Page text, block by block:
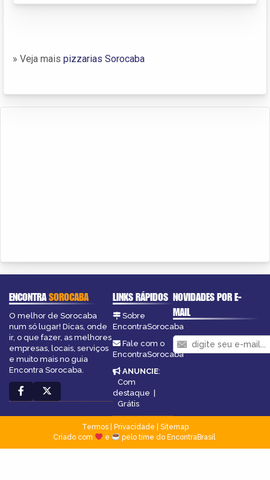
» Veja mais pizzarias Sorocaba
ENCONTRASOROCABA
O melhor de Sorocaba
num só lugar! Dicas, onde
ir, o que fazer, as melhores
empresas, locais, serviços
e muito mais no guia
Encontra Sorocaba.
LINKS RÁPIDOS
Sobre
EncontraSorocaba
Fale com o
EncontraSorocaba
ANUNCIE:
Com
destaque |
Grátis
NOVIDADES POR E-
MAIL
Termos| Privacidade
Sitemap
Criado com
e pelo time do EncontraBrasil